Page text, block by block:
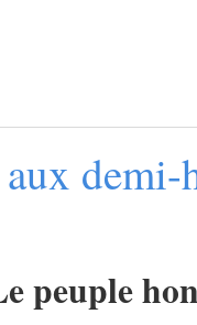
demi-
peuple